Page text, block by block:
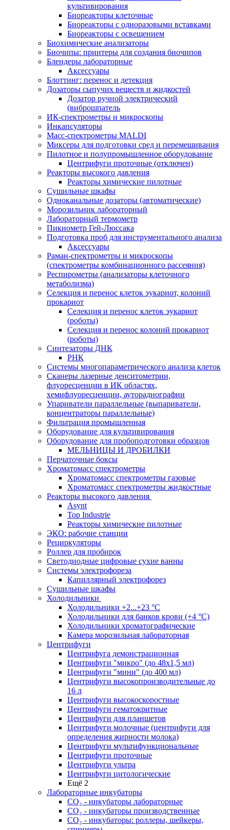
культивирования
Биореакторы клеточные
Биореакторы с одноразовыми вставками
Биореакторы с освещением
Биохимические анализаторы
Биочипы: принтеры для создания биочипов
Блендеры лабораторные
Аксессуары
Блоттинг: перенос и детекция
Дозаторы сыпучих веществ и жидкостей
Дозатор ручной электрический
(виброшпатель
ИК-спектрометры и микроскопы
Инкапсуляторы
Масс-спектрометры MALDI
Миксеры для подготовки сред и перемешивания
Пилотное и полупромышленное оборудование
Центрифуги проточные (отключен)
Реакторы высокого давления
Реакторы химические пилотные
Сушильные шкафы
Одноканальные дозаторы (автоматические)
Морозильник лабораторный
Лабораторный термометр
Пикнометр Гей-Люссака
Подготовка проб для инструментального анализа
Аксессуары
Раман-спектрометры и микроскопы
(спектрометры комбинационного рассеяния)
Респирометры (анализаторы клеточного
метаболизма)
Селекция и перенос клеток эукариот, колоний
прокариот
Селекция и перенос клеток эукариот
(роботы)
Селекция и перенос колоний прокариот
(роботы)
Синтезаторы ДНК
РНК
Системы многопараметрического анализа клеток
Сканеры лазерные денситометрии,
флуоресценции в ИК областях,
хемифлуоресценции, ауторадиографии
Упариватели параллельные (выпариватели,
концентраторы параллельные)
Фильтрация промышленная
Оборудование для культивирования
Оборудование для пробоподготовки образцов
МЕЛЬНИЦЫ И ДРОБИЛКИ
Перчаточные боксы
Хроматомасс спектрометры
Хроматомасс спектрометры газовые
Хроматомасс спектрометры жидкостные
Реакторы высокого давления
Asynt
Top Industrie
Реакторы химические пилотные
ЭКО: рабочие станции
Рециркуляторы
Роллер для пробирок
Светодиодные цифровые сухие ванны
Системы электрофореза
Капиллярный электрофорез
Сушильные шкафы
Холодильники
Холодильники +2...+23 °С
Холодильники для банков крови (+4 °С)
Холодильники хроматографические
Камера морозильная лабораторная
Центрифуги
Центрифуга демонстрационная
Центрифуги "микро" (до 48x1,5 мл)
Центрифуги "мини" (до 400 мл)
Центрифуги высокопроизводительные до
16 л
Центрифуги высокоскоростные
Центрифуги гематокритные
Центрифуги для планшетов
Центрифуги молочные (центрифуги для
определения жирности молока)
Центрифуги мультифункциональные
Центрифуги проточные
Центрифуги ультра
Центрифуги цитологические
Ещё 2
Лабораторные инкубаторы
СО₂ - инкубаторы лабораторные
СО₂ - инкубаторы производственные
СО₂ - инкубаторы: роллеры, шейкеры,